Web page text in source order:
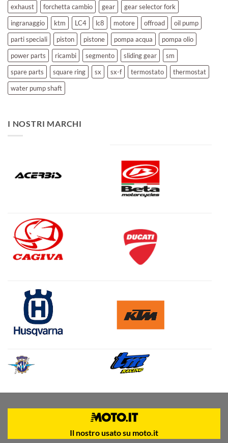
exhaust
forchetta cambio gear
gear selector fork
ingranaggio
ktm LC4 lc8 motore offroad
oil pump
parti speciali
piston pistone pompa acqua
pompa olio
power parts
ricambi segmento sliding gear
sm
spare parts
square ring sx sx-f termostato
thermostat
water pump shaft
I NOSTRI MARCHI
Il nostro usato su moto.it